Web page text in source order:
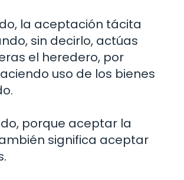
la aceptación tácita
sin decirlo, actúas
el heredero, por
uso de los bienes
porque aceptar la
significa aceptar